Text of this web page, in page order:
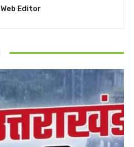
Web Editor